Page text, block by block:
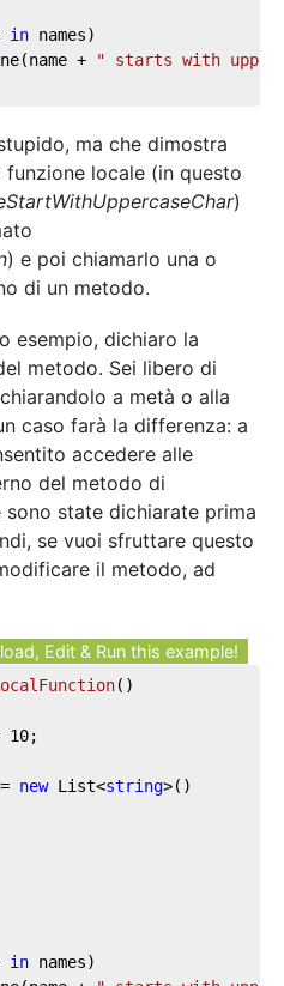
in names)
+
" starts with
ma che dimostra
locale (in questo
)
) e poi chiamarlo una o
di un metodo.
esempio, dichiaro la
metodo. Sei libero di
a metà o alla
caso farà la differenza: a
accedere alle
del metodo di
state dichiarate prima
se vuoi sfruttare questo
il metodo, ad
Edit & Run this example!
( )
10;
new List<string>()
in names)